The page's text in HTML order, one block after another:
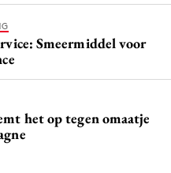
Smeermiddel voor
het op tegen omaatje